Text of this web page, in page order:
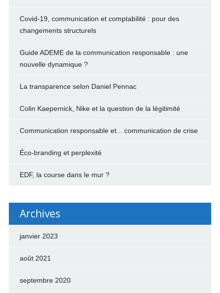
Covid-19, communication et comptabilité : pour des
changements structurels
Guide ADEME de la communication responsable : une
nouvelle dynamique ?
La transparence selon Daniel Pennac
Colin Kaepernick, Nike et la question de la légitimité
Communication responsable et... communication de crise
Éco-branding et perplexité
EDF, la course dans le mur ?
Archives
janvier 2023
août 2021
septembre 2020